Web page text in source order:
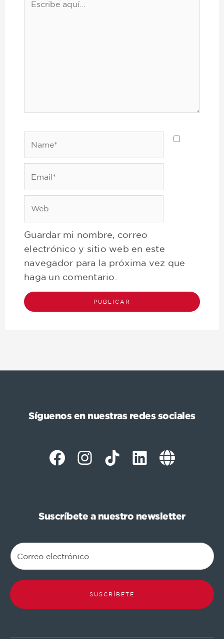
Guardar mi nombre, correo
electrónico y sitio web en este
navegador para la próxima vez que
haga un comentario.
Síguenos en nuestras redes sociales
Suscríbete a nuestro newsletter
SUSCRÍBETE